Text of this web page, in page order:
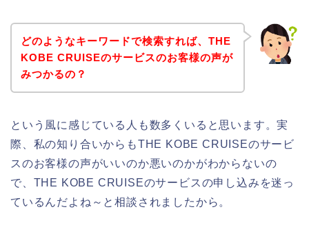
どのようなキーワードで検索すれば、THE
KOBE CRUISEのサービスのお客様の声が
みつかるの？
という風に感じている人も数多くいると思います。実
際、私の知り合いからもTHE KOBE CRUISEのサービ
スのお客様の声がいいのか悪いのかがわからないの
で、THE KOBE CRUISEのサービスの申し込みを迷っ
ているんだよね～と相談されましたから。